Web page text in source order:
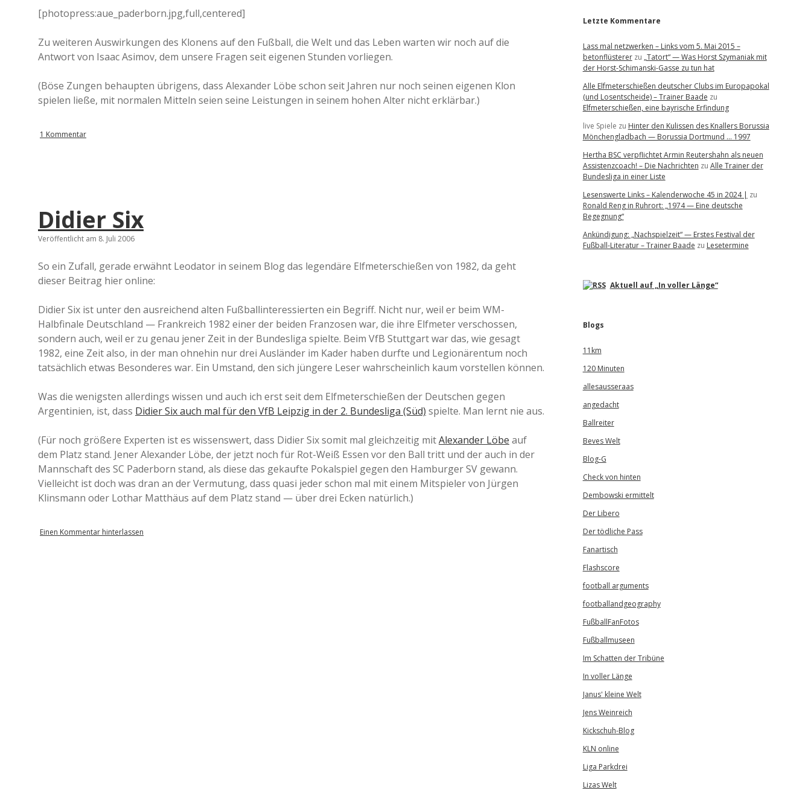
[photopress:aue_paderborn.jpg,full,centered]
Zu weiteren Auswirkungen des Klonens auf den Fußball, die Welt und das Leben warten wir noch auf die
Antwort von Isaac Asimov, dem unsere Fragen seit eigenen Stunden vorliegen.
(Böse Zungen behaupten übrigens, dass Alexander Löbe schon seit Jahren nur noch seinen eigenen Klon
spielen ließe, mit normalen Mitteln seien seine Leistungen in seinem hohen Alter nicht erklärbar.)
1 Kommentar
Didier Six
Veröffentlicht am 8. Juli 2006
So ein Zufall, gerade erwähnt Leodator in seinem Blog das legendäre Elfmeterschießen von 1982, da geht
dieser Beitrag hier online:
Didier Six ist unter den ausreichend alten Fußballinteressierten ein Begriff. Nicht nur, weil er beim WM-
Halbfinale Deutschland — Frankreich 1982 einer der beiden Franzosen war, die ihre Elfmeter verschossen,
sondern auch, weil er zu genau jener Zeit in der Bundesliga spielte. Beim VfB Stuttgart war das, wie gesagt
1982, eine Zeit also, in der man ohnehin nur drei Ausländer im Kader haben durfte und Legionärentum noch
tatsächlich etwas Besonderes war. Ein Umstand, den sich jüngere Leser wahrscheinlich kaum vorstellen können.
Was die wenigsten allerdings wissen und auch ich erst seit dem Elfmeterschießen der Deutschen gegen
Argentinien, ist, dass Didier Six auch mal für den VfB Leipzig in der 2. Bundesliga (Süd) spielte. Man lernt nie aus.
(Für noch größere Experten ist es wissenswert, dass Didier Six somit mal gleichzeitig mitAlexander Löbe auf
dem Platz stand. Jener Alexander Löbe, der jetzt noch für Rot-Weiß Essen vor den Ball tritt und der auch in der
Mannschaft des SC Paderborn stand, als diese das gekaufte Pokalspiel gegen den Hamburger SV gewann.
Vielleicht ist doch was dran an der Vermutung, dass quasi jeder schon mal mit einem Mitspieler von Jürgen
Klinsmann oder Lothar Matthäus auf dem Platz stand — über drei Ecken natürlich.)
Einen Kommentar hinterlassen
Letzte Kommentare
Lass mal netzwerken – Links vom 5. Mai 2015 –
betonflüstererzu „Tatort“ — Was Horst Szymaniak mit
der Horst-Schimanski-Gasse zu tun hat
Alle Elfmeterschießen deutscher Clubs im Europapokal
(und Losentscheide) – Trainer Baade zu
Elfmeterschießen, eine bayrische Erfindung
live Spiele zu Hinter den Kulissen des Knallers Borussia
Mönchengladbach — Borussia Dortmund … 1997
Hertha BSC verpflichtet Armin Reutershahn als neuen
Assistenzcoach! – Die Nachrichten zu Alle Trainer der
Bundesliga in einer Liste
Lesenswerte Links – Kalenderwoche 45 in 2024 | zu
Ronald Reng in Ruhrort: „1974 — Eine deutsche
Begegnung“
Ankündigung: „Nachspielzeit“ — Erstes Festival der
Fußball-Literatur – Trainer Baade zu Lesetermine
Aktuell auf „In voller Länge“
Blogs
11km
120 Minuten
allesausseraas
angedacht
Ballreiter
Beves Welt
Blog-G
Check von hinten
Dembowski ermittelt
Der Libero
Der tödliche Pass
Fanartisch
Flashscore
football arguments
footballandgeography
FußballFanFotos
Fußballmuseen
Im Schatten der Tribüne
In voller Länge
Janus' kleine Welt
Jens Weinreich
Kickschuh-Blog
KLN online
Liga Parkdrei
Lizas Welt